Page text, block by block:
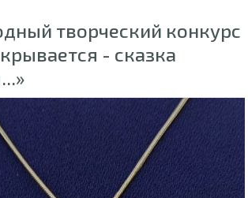
творческий конкурс
- сказка